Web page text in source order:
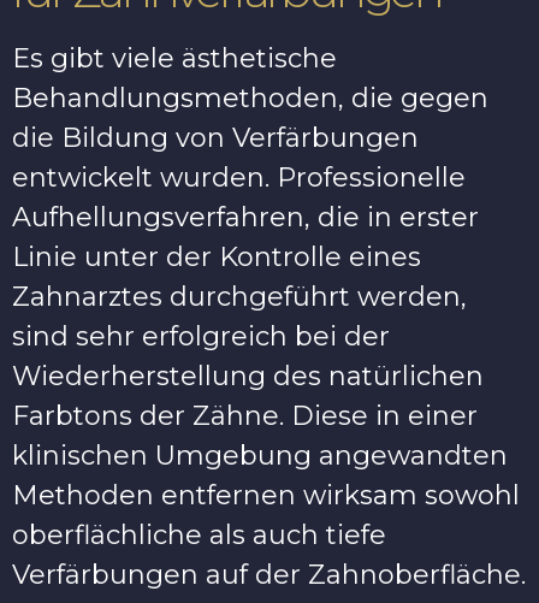
Es gibt viele ästhetische
Behandlungsmethoden, die gegen
die Bildung von Verfärbungen
entwickelt wurden. Professionelle
Aufhellungsverfahren, die in erster
Linie unter der Kontrolle eines
Zahnarztes durchgeführt werden,
sind sehr erfolgreich bei der
Wiederherstellung des natürlichen
Farbtons der Zähne. Diese in einer
klinischen Umgebung angewandten
Methoden entfernen wirksam sowohl
oberflächliche als auch tiefe
Verfärbungen auf der Zahnoberfläche.